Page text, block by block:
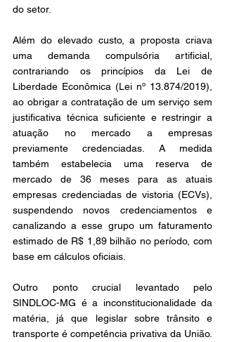
do setor.
Além do elevado custo, a proposta criava
uma demanda compulsória artificial,
contrariando os princípios da Lei de
Liberdade Econômica (Lei nº 13.874/2019),
ao obrigar a contratação de um serviço sem
justificativa técnica suficiente e restringir a
atuação no mercado a empresas
previamente credenciadas. A medida
também estabelecia uma reserva de
mercado de 36 meses para as atuais
empresas credenciadas de vistoria (ECVs),
suspendendo novos credenciamentos e
canalizando a esse grupo um faturamento
estimado de R$ 1,89 bilhão no período, com
base em cálculos oficiais.
Outro ponto crucial levantado pelo
SINDLOC-MG é a inconstitucionalidade da
matéria, já que legislar sobre trânsito e
transporte é competência privativa da União.